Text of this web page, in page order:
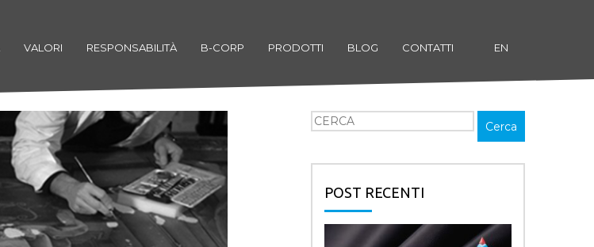
VALORI RESPONSABILITÀ B-CORP PRODOTTI BLOG CONTATTI EN
Cerca
Cerca
POST RECENTI